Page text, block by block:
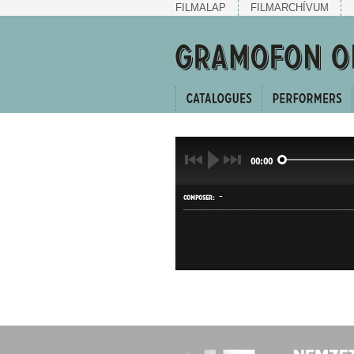
FILMALAP FILMARCHÍVUM
00:00
COMPOSER: -